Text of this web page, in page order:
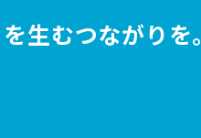
生むつながりを。